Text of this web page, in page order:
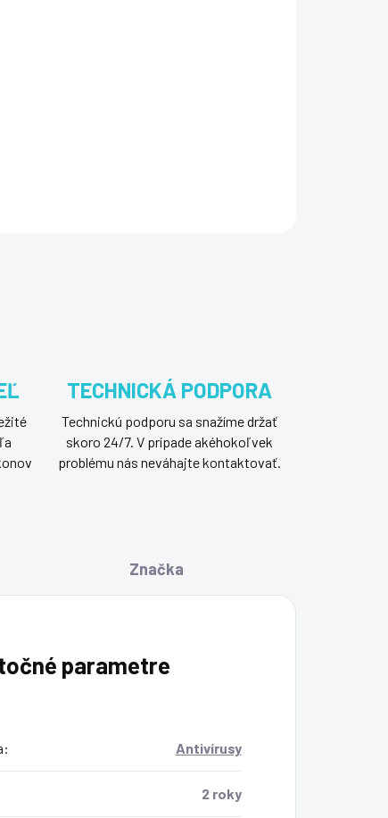
TECHNICKÁ PODPORA
Technickú podporu sa snažíme držať
skoro 24/7. V prípade akéhokoľvek
problému nás neváhajte kontaktovať.
Značka
parametre
: Antivírusy
2 roky